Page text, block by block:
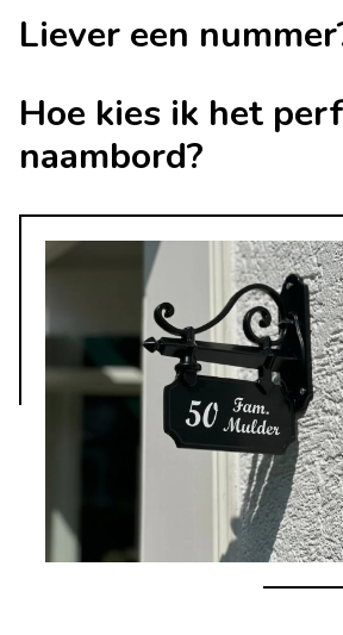
Liever een
Hoe kies ik het
naambord?